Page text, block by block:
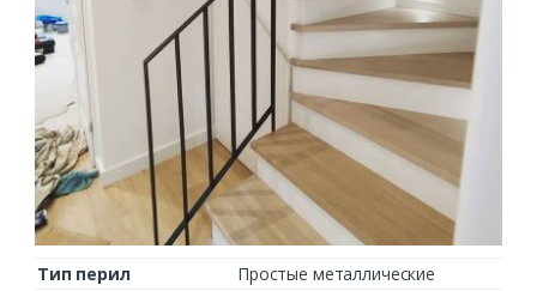
Тип перил
Простые металлические